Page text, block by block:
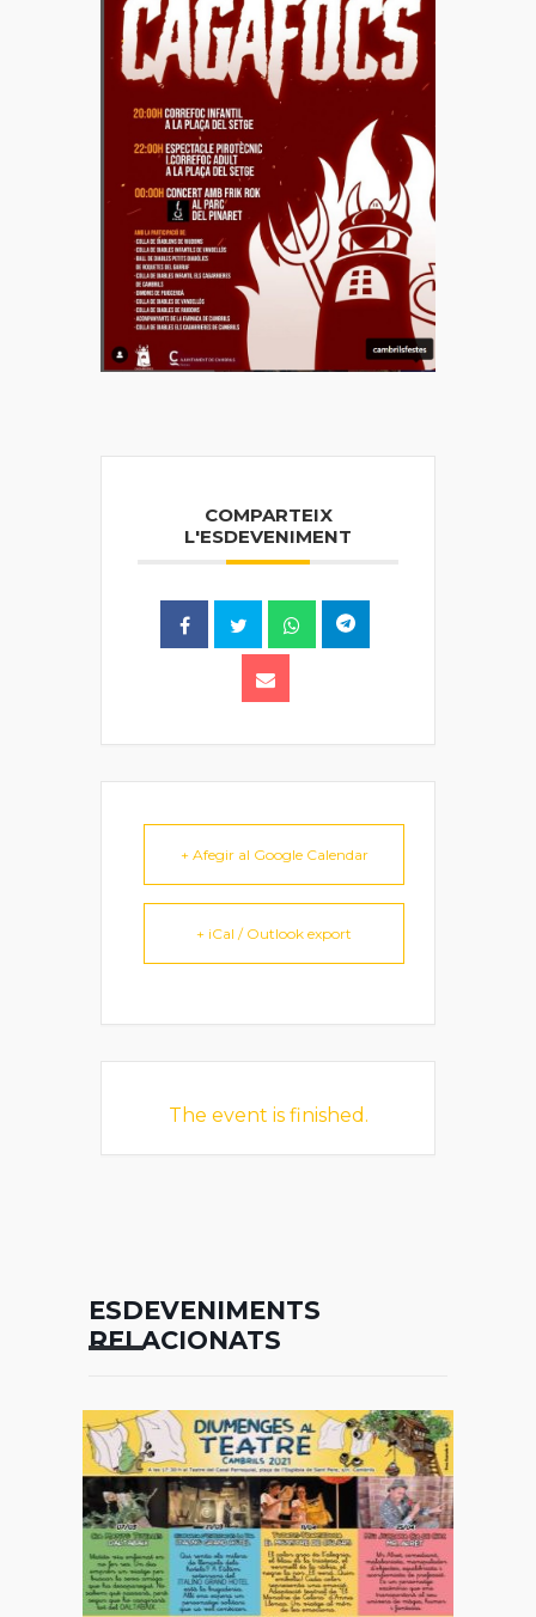
COMPARTEIX
L'ESDEVENIMENT
+ Afegir al Google Calendar
+ iCal / Outlook export
The event is finished.
ESDEVENIMENTS
RELACIONATS